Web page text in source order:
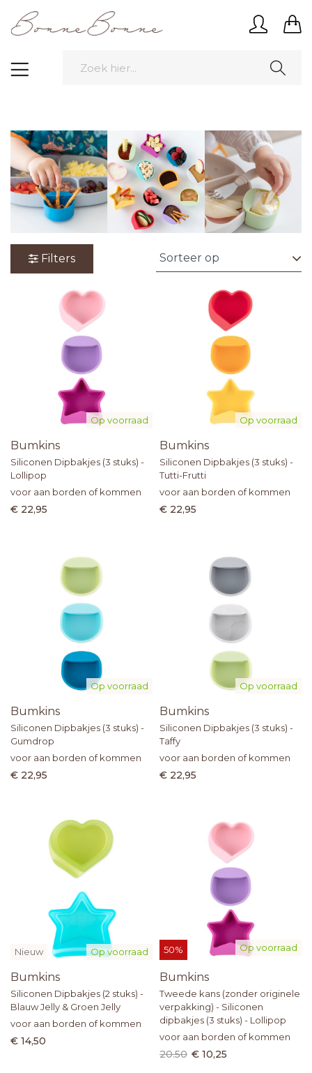
Filters
Op voorraad
Bumkins
Siliconen Dipbakjes (3 stuks) -
Lollipop
voor aan borden of kommen
€ 22,95
Op voorraad
Bumkins
Siliconen Dipbakjes (3 stuks) -
Tutti-Frutti
voor aan borden of kommen
€ 22,95
Op voorraad
Bumkins
Siliconen Dipbakjes (3 stuks) -
Gumdrop
voor aan borden of kommen
€ 22,95
Op voorraad
Bumkins
Siliconen Dipbakjes (3 stuks) -
Taffy
voor aan borden of kommen
€ 22,95
Op voorraad
Nieuw
Bumkins
Siliconen Dipbakjes (2 stuks) -
Blauw Jelly & Groen Jelly
voor aan borden of kommen
€ 14,50
Op voorraad
50%
Bumkins
Tweede kans (zonder originele
verpakking) - Siliconen
dipbakjes (3 stuks) - Lollipop
voor aan borden of kommen
20.50 € 10,25